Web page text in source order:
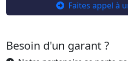
Faites appel à
Besoin d'un garant ?